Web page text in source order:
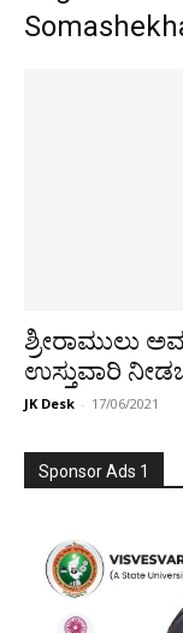
ಶ್ರೀರಾಮುಲು
ಉಸ್ತುವಾರಿ
JK Desk - 17/06/2021
Sponsor Ads 1